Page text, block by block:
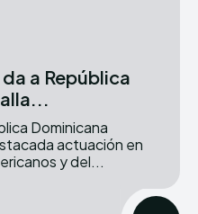
a República
Dominicana
actuación en
y del...